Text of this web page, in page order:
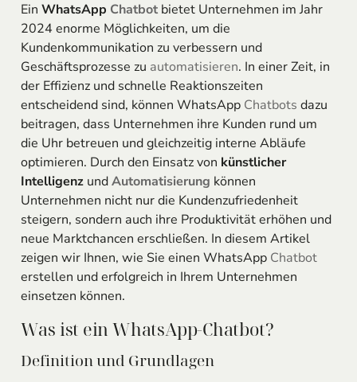
Ein WhatsApp Chatbotbietet Unternehmen im Jahr
2024 enorme Möglichkeiten, um die
Kundenkommunikation zu verbessern und
Geschäftsprozesse zu automatisieren. In einer Zeit, in
der Effizienz und schnelle Reaktionszeiten
entscheidend sind, können WhatsApp Chatbots dazu
beitragen, dass Unternehmen ihre Kunden rund um
die Uhr betreuen und gleichzeitig interne Abläufe
optimieren. Durch den Einsatz von künstlicher
IntelligenzundAutomatisierung können
Unternehmen nicht nur die Kundenzufriedenheit
steigern, sondern auch ihre Produktivität erhöhen und
neue Marktchancen erschließen. In diesem Artikel
zeigen wir Ihnen, wie Sie einen WhatsApp Chatbot
erstellen und erfolgreich in Ihrem Unternehmen
einsetzen können.
Was ist ein WhatsApp-Chatbot?
Definition und Grundlagen